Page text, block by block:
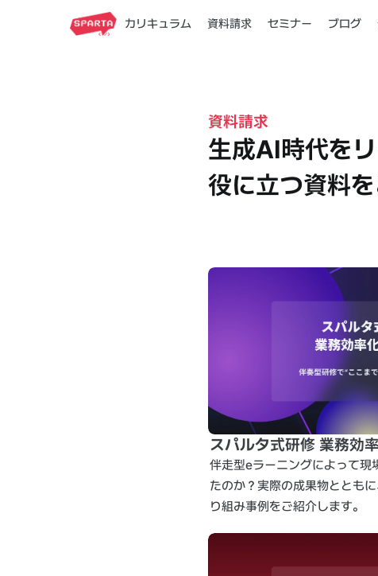
カリキュラム 資料請求 セミナー ブログ
資料請求
生成AI時代を
役に立つ資料を
スパルタ式研修 業務効
伴走型eラーニングによって現
たのか？実際の成果物ととも
り組み事例をご紹介します。